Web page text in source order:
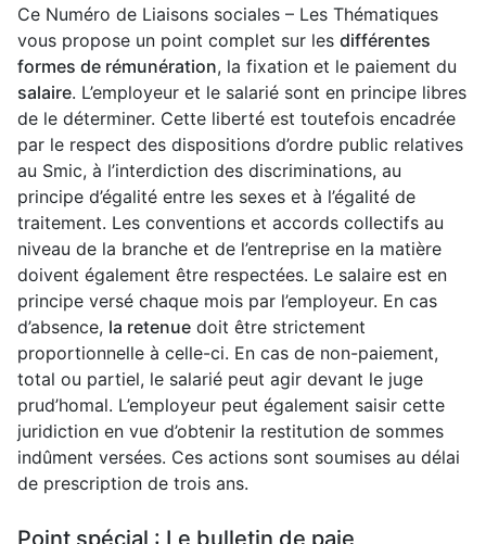
Ce Numéro de Liaisons sociales – Les Thématiques
vous propose un point complet sur les différentes
formes de rémunération, la fixation et le paiement du
salaire. L’employeur et le salarié sont en principe libres
de le déterminer. Cette liberté est toutefois encadrée
par le respect des dispositions d’ordre public relatives
au Smic, à l’interdiction des discriminations, au
principe d’égalité entre les sexes et à l’égalité de
traitement. Les conventions et accords collectifs au
niveau de la branche et de l’entreprise en la matière
doivent également être respectées. Le salaire est en
principe versé chaque mois par l’employeur. En cas
d’absence, la retenue doit être strictement
proportionnelle à celle-ci. En cas de non-paiement,
total ou partiel, le salarié peut agir devant le juge
prud’homal. L’employeur peut également saisir cette
juridiction en vue d’obtenir la restitution de sommes
indûment versées. Ces actions sont soumises au délai
de prescription de trois ans.
Point spécial : Le bulletin de paie